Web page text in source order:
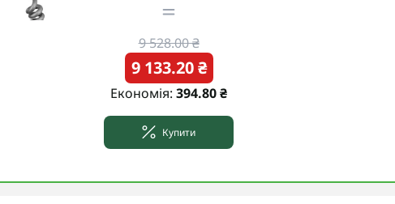
9 528.00 ₴
9 133.20 ₴
Економія: 394.80 ₴
Купити